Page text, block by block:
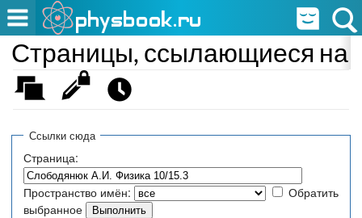
Страницы, ссылающиеся на
Ссылки сюда
Страница:
Пространство имён:
Обратить
выбранное